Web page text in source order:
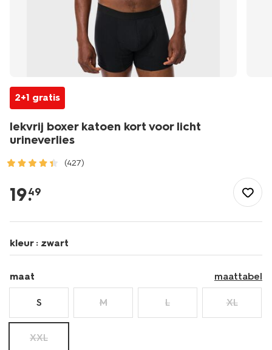
2+1 gratis
lekvrij boxer katoen kort voor licht
urineverlies
(427)
boxer-
katoen-
voor-
licht-
urineverlies-
19.
49
kleur : zwart
maat maattabel
S M L XL
XXL